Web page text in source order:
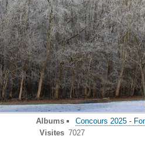
Albums
Concours 2025 -
Visites 7027